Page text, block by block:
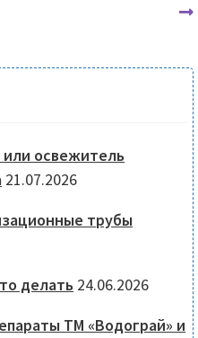
или освежитель
21.07.2026
трубы
делать 24.06.2026
ТМ «Водограй» и